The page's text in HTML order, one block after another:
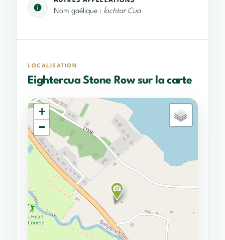
Nom gaélique : Íochtar Cua
LOCALISATION
Eightercua Stone Row sur la carte
+
−